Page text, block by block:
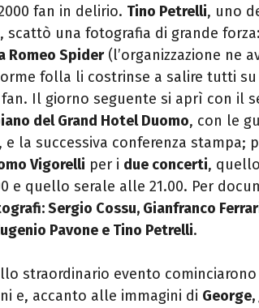
fan in delirio. Tino Petrelli, uno
scattò una fotografia di grande forza:
Romeo Spider(l’organizzazione ne
folla li costrinse a salire tutti
Il giorno seguente si aprì con il
del Grand Hotel Duomo, con le
la successiva conferenza stampa;
Vigorelli per i due concerti, quello
e quello serale alle 21.00. Per
Sergio Cossu, Gianfranco
Pavone e Tino Petrelli.
straordinario evento cominciarono
e, accanto alle immagini di George,